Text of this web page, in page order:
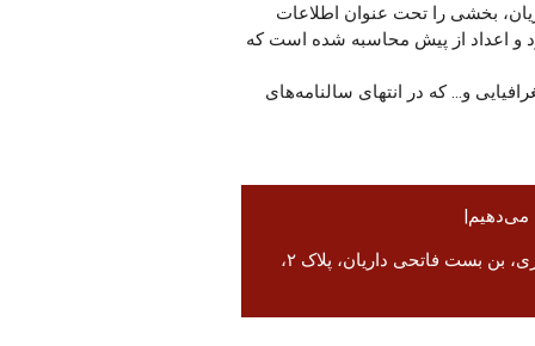
بخشی را تحت عنوان اطلاعات
و اعداد از پیش محاسبه شده است که
و... که در انتهای سالنامه‌های
می‌دهیم|
تهران، میدان انقلاب، خیابان انقلاب، خیابان فخر رازی، بن بست فاتحی داریان، پلاک ۲،